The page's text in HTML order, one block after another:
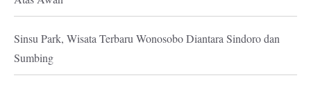
Sinsu Park, Wisata Terbaru Wonosobo Diantara Sindoro dan
Sumbing